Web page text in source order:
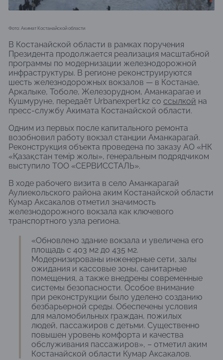
Фото: Акимат Костанайской области
В Костанайской области в рамках поручения
Президента продолжается реализация масштабной
программы по модернизации железнодорожной
инфраструктуры. В регионе реконструируются
шесть железнодорожных вокзалов — в Костанае,
Аркалыке, Тоболе, Железорудном, Аманкарагае и
Кушмуруне, передаёт Urbanexpert.kz со ссылкой на
пресс-службу Акимата Костанайской области.
Одним из первых после капитального ремонта
возобновил работу вокзал станции Аманкарагай.
Реконструкция объекта проведена по заказу АО «НК
«Қазақстан темір жолы», генеральным подрядчиком
выступило ТОО «СЕРВИССТАЛЬ».
В ходе рабочего визита в село Аманкарагай
Аулиекольского района аким Костанайской области
Кумар Аксакалов отметил значимость
железнодорожного вокзала как ключевого
транспортного узла региона.
«Обновлено здание вокзала и увеличена его
площадь с 403 м2 до 435 м2.
Модернизированы инженерные сети, залы
ожидания и кассовые зоны, санитарные
помещения, а также внедрены современные
системы безопасности. Особое внимание
при реконструкции было уделено созданию
безбарьерной среды. Обеспечены условия
для маломобильных граждан, пожилых
людей, пассажиров с детьми. Существенно
повышен уровень комфорта и качества
обслуживания пассажиров», – отметил аким
Костанайской области Кумар Аксакалов.